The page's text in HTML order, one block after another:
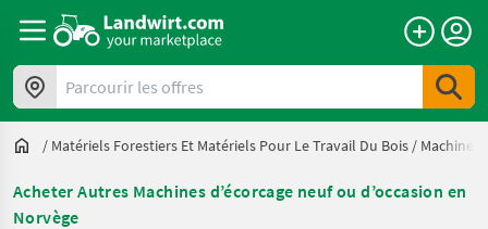
Parcourir les offres
/ Matériels Forestiers Et Matériels Pour Le Travail Du Bois / Machines
Acheter Autres Machines d’écorcage neuf ou d’occasion en
Norvège